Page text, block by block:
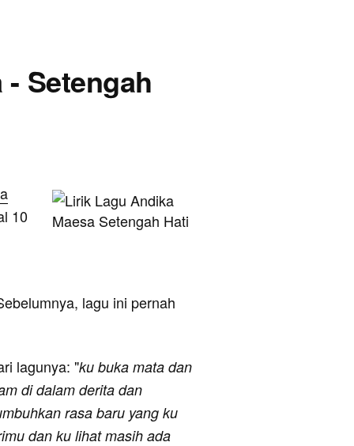
Setengah
10
lagu ini pernah
lagunya: "ku buka mata dan
di dalam derita dan
rasa baru yang ku
dan ku lihat masih ada